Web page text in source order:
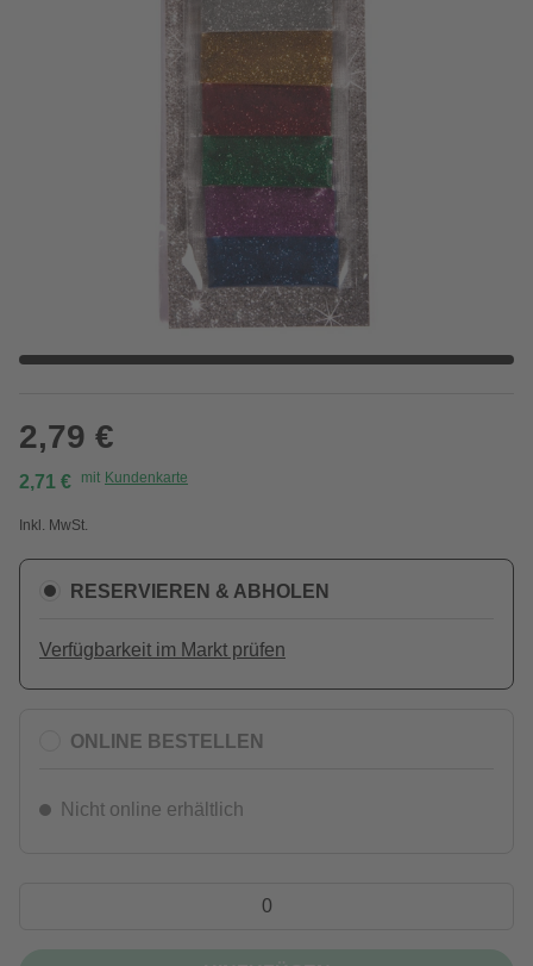
2,79 €
2,71 € mit Kundenkarte
Inkl. MwSt.
RESERVIEREN & ABHOLEN
Verfügbarkeit im Markt prüfen
ONLINE BESTELLEN
Nicht online erhältlich